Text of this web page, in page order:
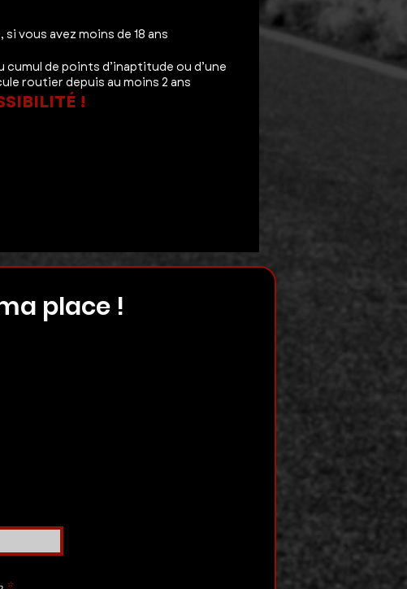
vous avez moins de 18 ans
de points d’inaptitude ou d’une
routier depuis au moins 2 ans
!
place !